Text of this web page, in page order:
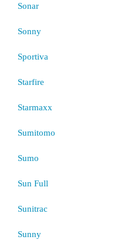
Sonar
Sonny
Sportiva
Starfire
Starmaxx
Sumitomo
Sumo
Sun Full
Sunitrac
Sunny